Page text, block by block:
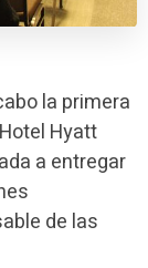
la primera
Hyatt
a entregar
de las